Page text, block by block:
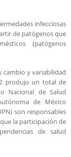
infecciosas
de patógenos que
(patógenos
cambio y variabilidad
produjo un total de
Nacional de Salud
de México
son responsables
la participación de
de salud